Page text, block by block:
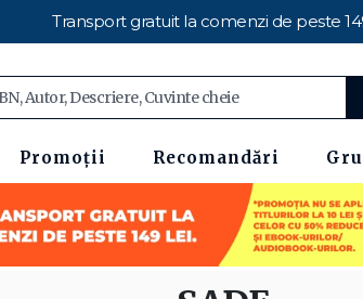
Transport gratuit la comenzi de peste
Promoții Recomandări